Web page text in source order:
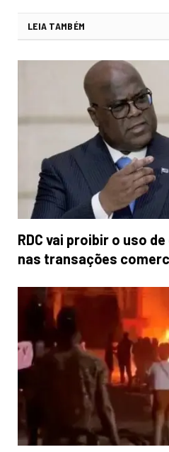
LEIA TAMBÉM
RDC vai proibir o uso
nas transações